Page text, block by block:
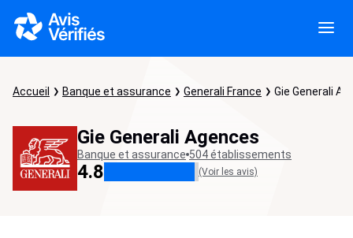
Accueil Banque et assurance Generali France Gie Generali
Gie Generali Agences
Banque et assurance 504 établissements
4.8 (Voir les avis)